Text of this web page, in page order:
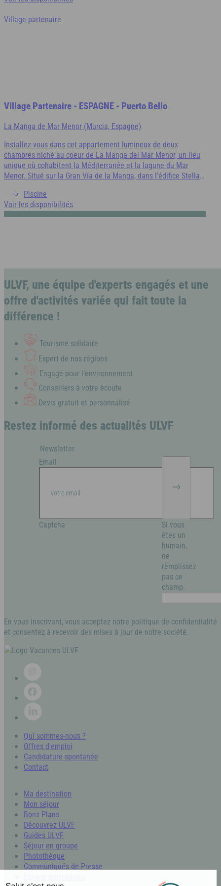
Village partenaire
Village Partenaire - ESPAGNE - Puerto Bello
La Manga de Mar Menor (Murcia, Espagne)
Installez-vous dans cet appartement lumineux de deux
chambres niché au coeur de La Manga del Mar Menor, un lieu
unique où cohabitent la Méditerranée et la lagune du Mar
Menor. Situé sur la Gran Vía de la Manga, dans l’édifice Stella
sérénité : terrasse, cuisine équipée, wifi et accès direct aux
plages emblématiques de la Costa Cálida. À deux pas,
découvrez des panoramas remarquables, des sports nautiques
Piscine
Voir les disponibilités
ULVF, une équipe d'experts engagés et une
offre d'activités variée qui fait toute la
différence !
Tourisme solidaire
Expert de nos régions
Engagé pour l’environnement
Conseillers à votre écoute
Devis gratuit et personnalisé
Restez informé des actualités ULVF
Newsletter
Email
Captcha
Si vous
êtes un
humain,
ne
remplissez
pas ce
champ.
En vous inscrivant, vous acceptez notre politique de confidentialité
et consentez à recevoir des mises à jour de notre société.
Qui sommes-nous ?
Offres d'emploi
Candidature spontanée
Contact
Ma destination
Mon séjour
Bons Plans
Découvrez ULVF
Guides ULVF
Séjour en groupe
Photothèque
Communiqués de Presse